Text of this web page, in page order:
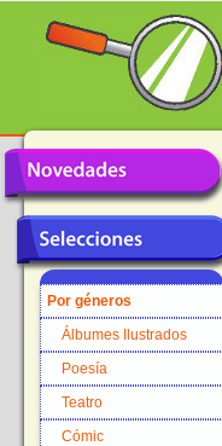
Por géneros
Álbumes Ilustrados
Poesía
Teatro
Cómic